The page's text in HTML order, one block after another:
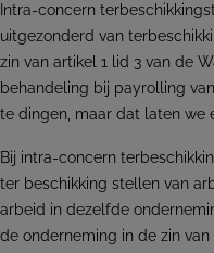
Intra-concern
uitgezonderd van
zin van artikel 1 lid 3 van de
behandeling bij payrolling
te dingen, maar dat laten we
Bij intra-concern
ter beschikking stellen van
arbeid in dezelfde
de onderneming in de zin